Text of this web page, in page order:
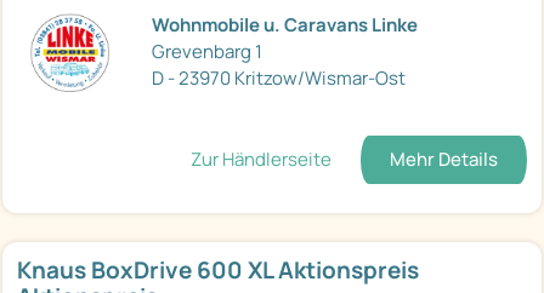
Wohnmobile u. Caravans Linke
Grevenbarg 1
D - 23970 Kritzow/Wismar-Ost
Zur Händlerseite Mehr Details
Knaus BoxDrive 600 XL Aktionspreis